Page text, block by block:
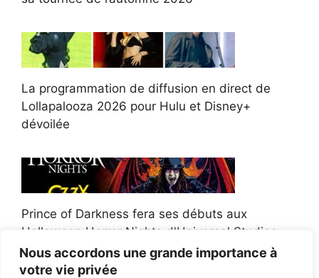
Nous accordons une grande importance à
votre vie privée
La programmation de diffusion en direct de
Lollapalooza 2026 pour Hulu et Disney+
dévoilée
Prince of Darkness fera ses débuts aux
Halloween Horror Nights d'Universal Studios